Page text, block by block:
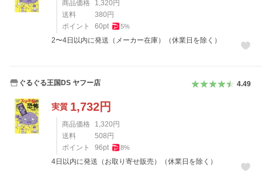
商品価格 1,320 円
送料
380 円
ポイント
60pt 5%
2〜4日以内に発送（メーカー在庫）（休業日を除く）
ぐるぐる王国DS ヤフー店 4.49
実質 1,732円
商品価格 1,320 円
送料
508 円
ポイント
96pt 8%
4日以内に発送（お取り寄せ販売）（休業日を除く）